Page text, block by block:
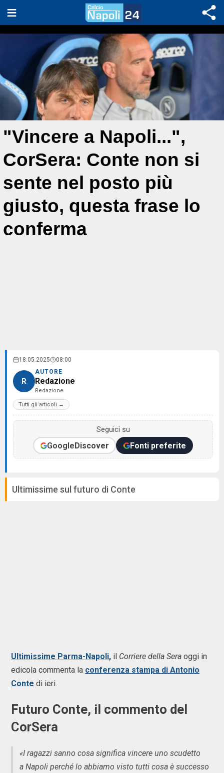
"Vincere a Napoli...",
CorSera: Conte non si
sente nel posto più
giusto, questa frase lo
conferma
18.05.2025 08:00
R
AUTORE
Redazione
Redazione
Tutti gli articoli →
Seguici su
GoogleDiscover Fonti preferite
Ultimissime sul futuro di Conte
Ultimissime Parma-Napoli, il Corriere della Sera oggi in
edicola commenta la conferenza stampa di Antonio
Conte di ieri.
Futuro Conte, il commento del
CorSera
«I ragazzi sanno cosa significa vincere uno scudetto
a Napoli perché lo abbiamo visto tutti cosa è successo